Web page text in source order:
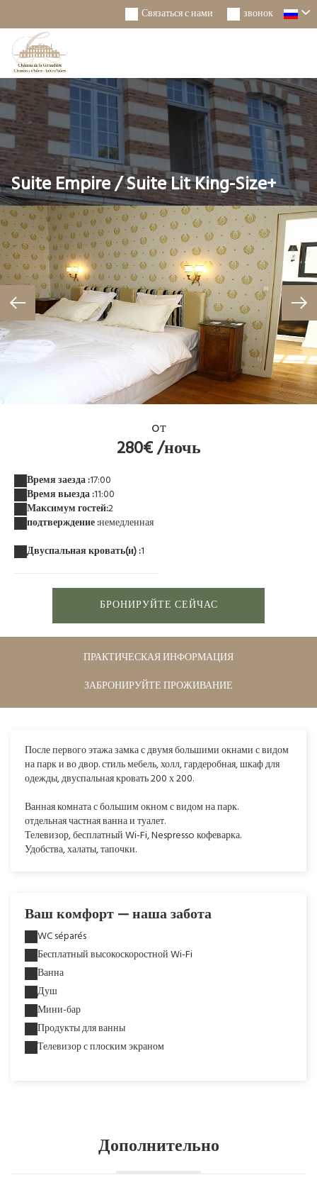
звонок
Связаться с нами
Suite Empire / Suite Lit King-Size+
oт
280€ /ночь
Время заезда :17:00
Время выезда :11:00
Максимум гостей:2
подтверждение :немедленная
Двуспальная кровать(и) :1
БРОНИРУЙТЕ СЕЙЧАС
ПРАКТИЧЕСКАЯ ИНФОРМАЦИЯ
ЗАБРОНИРУЙТЕ ПРОЖИВАНИЕ
После первого этажа замка с двумя большими окнами с видом
на парк и во двор. стиль мебель, холл, гардеробная, шкаф для
одежды, двуспальная кровать 200 х 200.
Ванная комната с большим окном с видом на парк.
отдельная частная ванна и туалет.
Телевизор, бесплатный Wi-Fi, Nespresso кофеварка.
Удобства, халаты, тапочки.
Ваш комфорт — наша забота
WC séparés
Бесплатный высокоскоростной Wi-Fi
Ванна
Душ
Мини-бар
Продукты для ванны
Телевизор с плоским экраном
Дополнительно